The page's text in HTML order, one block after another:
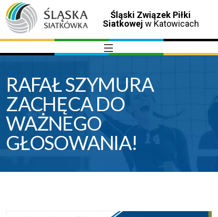
Śląski Związek Piłki
Siatkowej w Katowicach
RAFAŁ SZYMURA
ZACHĘCA DO
WAŻNEGO
GŁOSOWANIA!